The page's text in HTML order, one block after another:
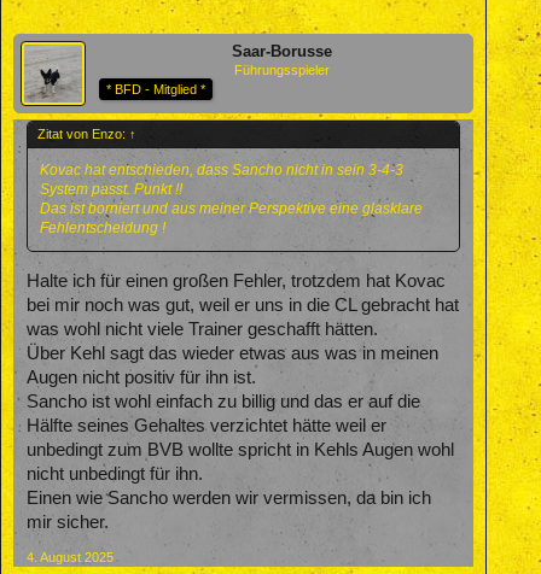
Saar-Borusse
Führungsspieler
* BFD - Mitglied *
Zitat von Enzo: ↑
Kovac hat entschieden, dass Sancho nicht in sein 3-4-3
System passt. Punkt !!
Das ist borniert und aus meiner Perspektive eine glasklare
Fehlentscheidung !
Halte ich für einen großen Fehler, trotzdem hat Kovac
bei mir noch was gut, weil er uns in die CL gebracht hat
was wohl nicht viele Trainer geschafft hätten.
Über Kehl sagt das wieder etwas aus was in meinen
Augen nicht positiv für ihn ist.
Sancho ist wohl einfach zu billig und das er auf die
Hälfte seines Gehaltes verzichtet hätte weil er
unbedingt zum BVB wollte spricht in Kehls Augen wohl
nicht unbedingt für ihn.
Einen wie Sancho werden wir vermissen, da bin ich
mir sicher.
4. August 2025